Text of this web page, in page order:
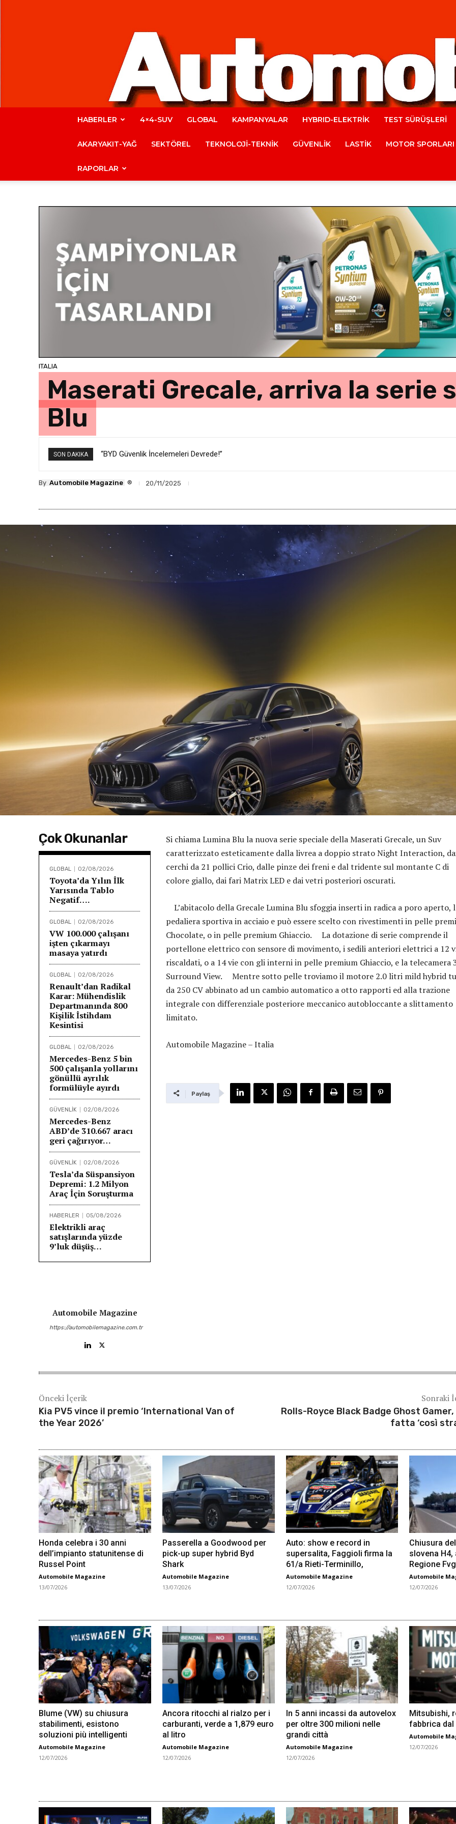
Automobile
Magazine
HABERLER 4×4-SUV GLOBAL KAMPANYALAR HYBRID-ELEKTRİK TEST SÜRÜŞLERİ
AKARYAKIT-YAĞ SEKTÖREL TEKNOLOJİ-TEKNİK GÜVENLİK LASTİK MOTOR SPORLARI
RAPORLAR
ITALIA
Maserati Grecale, arriva la serie
Blu
SON DAKIKA “BYD Güvenlik İncelemeleri Devrede!”
By Automobile Magazine ® 20/11/2025
Çok Okunanlar
GLOBAL 02/08/2026
Toyota’da Yılın İlk
Yarısında Tablo
Negatif….
GLOBAL 02/08/2026
VW 100.000 çalışanı
işten çıkarmayı
masaya yatırdı
GLOBAL 02/08/2026
Renault’dan Radikal
Karar: Mühendislik
Departmanında 800
Kişilik İstihdam
Kesintisi
GLOBAL 02/08/2026
Mercedes-Benz 5 bin
500 çalışanla yollarını
gönüllü ayrılık
formülüyle ayırdı
GÜVENLİK 02/08/2026
Mercedes-Benz
ABD’de 310.667 aracı
geri çağırıyor…
GÜVENLİK 02/08/2026
Tesla’da Süspansiyon
Depremi: 1.2 Milyon
Araç İçin Soruşturma
HABERLER 05/08/2026
Elektrikli araç
satışlarında yüzde
9’luk düşüş…
Automobile Magazine
https://automobilemagazine.com.tr
Si chiama Lumina Blu la nuova serie speciale della Maserati Grecale, un Suv
caratterizzato esteticamente dalla livrea a doppio strato Night Interaction,
cerchi da 21 pollici Crio, dalle pinze dei freni e dal tridente sul montante C di
colore giallo, dai fari Matrix LED e dai vetri posteriori oscurati.
L’abitacolo della Grecale Lumina Blu sfoggia inserti in radica a poro aperto,
pedaliera sportiva in acciaio e può essere scelto con rivestimenti in pelle
Chocolate, o in pelle premium Ghiaccio. La dotazione di serie comprende il
portellone elettrico con sensore di movimento, i sedili anteriori elettrici a 12
riscaldati, o a 14 vie con gli interni in pelle premium Ghiaccio, e la telecamera
Surround View. Mentre sotto pelle troviamo il motore 2.0 litri mild hybrid
da 250 CV abbinato ad un cambio automatico a otto rapporti ed alla trazione
integrale con differenziale posteriore meccanico autobloccante a slittamento
limitato.
Automobile Magazine – Italia
Paylaş
Önceki İçerik
Kia PV5 vince il premio ‘International Van of
the Year 2026’
Sonraki
Rolls-Royce Black Badge Ghost
fatta ‘così
Honda celebra i 30 anni
dell’impianto statunitense di
Russel Point
Automobile Magazine
13/07/2026
Passerella a Goodwood per
pick-up super hybrid Byd
Shark
Automobile Magazine
13/07/2026
Auto: show e record in
supersalita, Faggioli firma la
61/a Rieti-Terminillo,
Automobile Magazine
12/07/2026
Chiusura
slovena
Regione
Automobile
12/07/2026
Blume (VW) su chiusura
stabilimenti, esistono
soluzioni più intelligenti
Automobile Magazine
12/07/2026
Ancora ritocchi al rialzo per i
carburanti, verde a 1,879 euro
al litro
Automobile Magazine
12/07/2026
In 5 anni incassi da autovelox
per oltre 300 milioni nelle
grandi città
Automobile Magazine
12/07/2026
Mitsubishi,
fabbrica dal
Automobile
12/07/2026